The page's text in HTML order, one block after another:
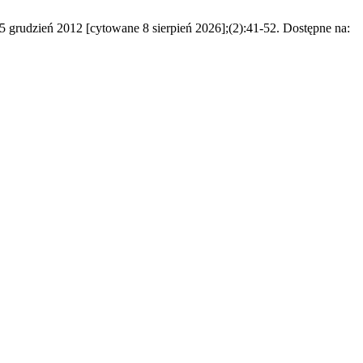
2012 [cytowane 8 sierpień 2026];(2):41-52. Dostępne na: